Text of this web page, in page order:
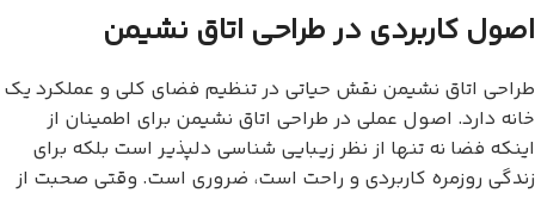
اصول کاربردی در طراحی اتاق نشیمن
طراحی اتاق نشیمن نقش حیاتی در تنظیم فضای کلی و عملکرد یک
خانه دارد. اصول عملی در طراحی اتاق نشیمن برای اطمینان از
اینکه فضا نه تنها از نظر زیبایی شناسی دلپذیر است بلکه برای
زندگی روزمره کاربردی و راحت است، ضروری است. وقتی صحبت از